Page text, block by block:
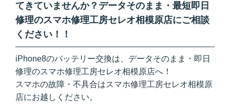
てきていませんか？データそのまま・最短即日
修理のスマホ修理工房セレオ相模原店にご相談
ください！！
iPhone8のバッテリー交換は、データそのまま・即日
修理のスマホ修理工房セレオ相模原店へ！
スマホの故障・不具合はスマホ修理工房セレオ相模原
店にお越しください。